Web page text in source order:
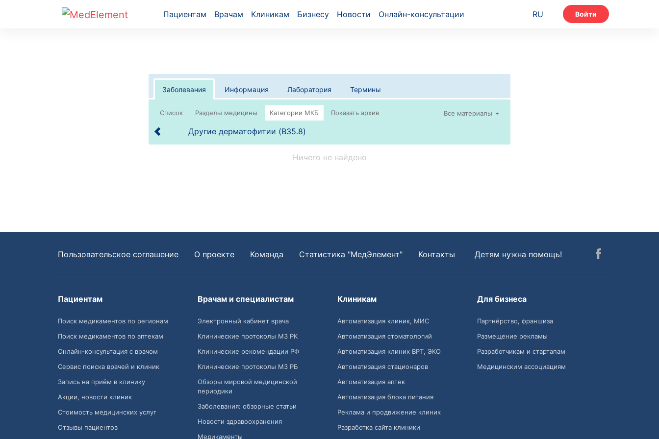
Пациентам Врачам Клиникам Бизнесу Новости Онлайн-консультации RU Войти
Заболевания Информация Лаборатория Термины
Список Все материалы
Другие дерматофитии (B35.8)
Ничего не найдено
Пользовательское соглашение О проекте Команда Статистика "МедЭлемент" Контакты Детям нужна помощь!
Пациентам
Поиск медикаментов по регионам
Поиск медикаментов по аптекам
Онлайн-консультация с врачом
Сервис поиска врачей и клиник
Запись на приём в клинику
Акции, новости клиник
Стоимость медицинских услуг
Отзывы пациентов
Врачам и специалистам
Электронный кабинет врача
Клинические протоколы МЗ РК
Клинические рекомендации РФ
Клинические протоколы МЗ РБ
Обзоры мировой медицинской
периодики
Заболевания: обзорные статьи
Новости здравоохранения
Медикаменты
Клиникам
Автоматизация клиник, МИС
Автоматизация стоматологий
Автоматизация клиник ВРТ, ЭКО
Автоматизация стационаров
Автоматизация аптек
Автоматизация блока питания
Реклама и продвижение клиник
Разработка сайта клиники
Для бизнеса
Партнёрство, франшиза
Размещение рекламы
Разработчикам и стартапам
Медицинским ассоциациям